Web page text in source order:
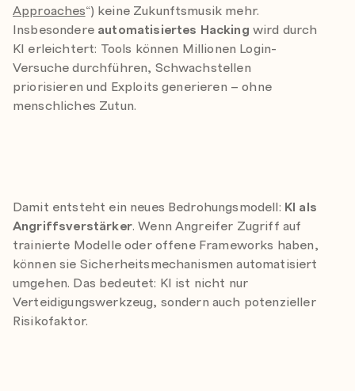
Approaches“) keine Zukunftsmusik mehr.
Insbesondere automatisiertes Hacking wird durch
KI erleichtert: Tools können Millionen Login-
Versuche durchführen, Schwachstellen
priorisieren und Exploits generieren – ohne
menschliches Zutun.
Damit entsteht ein neues Bedrohungsmodell: KI als
Angriffsverstärker. Wenn Angreifer Zugriff auf
trainierte Modelle oder offene Frameworks haben,
können sie Sicherheitsmechanismen automatisiert
umgehen. Das bedeutet: KI ist nicht nur
Verteidigungswerkzeug, sondern auch potenzieller
Risikofaktor.